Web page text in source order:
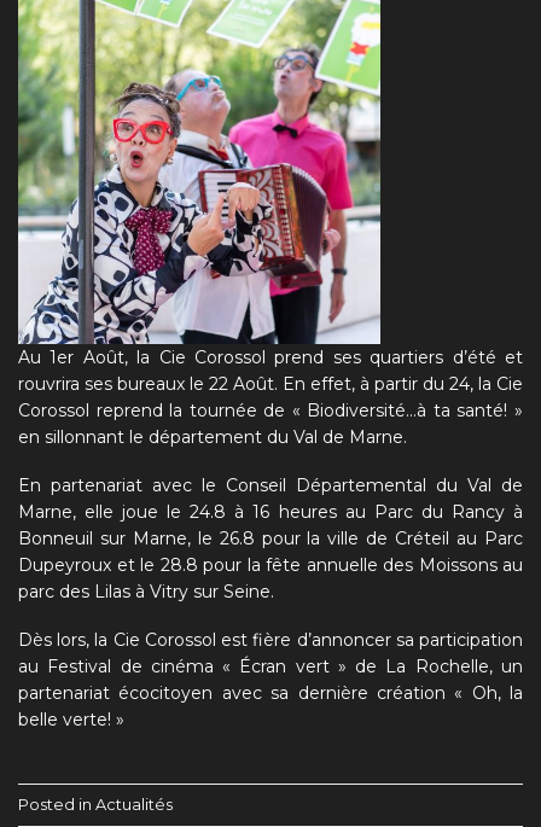
Au 1er Août, la Cie Corossol prend ses quartiers d’été et
rouvrira ses bureaux le 22 Août. En effet, à partir du 24, la Cie
Corossol reprend la tournée de « Biodiversité…à ta santé! »
en sillonnant le département du Val de Marne.
En partenariat avec le Conseil Départemental du Val de
Marne, elle joue le 24.8 à 16 heures au Parc du Rancy à
Bonneuil sur Marne, le 26.8 pour la ville de Créteil au Parc
Dupeyroux et le 28.8 pour la fête annuelle des Moissons au
parc des Lilas à Vitry sur Seine.
Dès lors, la Cie Corossol est fière d’annoncer sa participation
au Festival de cinéma « Écran vert » de La Rochelle, un
partenariat écocitoyen avec sa dernière création « Oh, la
belle verte! »
Posted in Actualités